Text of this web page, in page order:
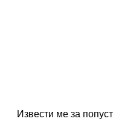
Извести ме за попуст